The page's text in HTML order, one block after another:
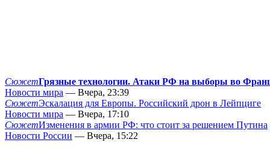
СюжетГрязные технологии. Атаки РФ на выборы во
Новости мира — Вчера, 23:39
СюжетЭскалация для Европы. Российский дрон в Лейпциге
Новости мира — Вчера, 17:10
СюжетИзменения в армии РФ: что стоит за решением Путина
Новости России — Вчера, 15:22